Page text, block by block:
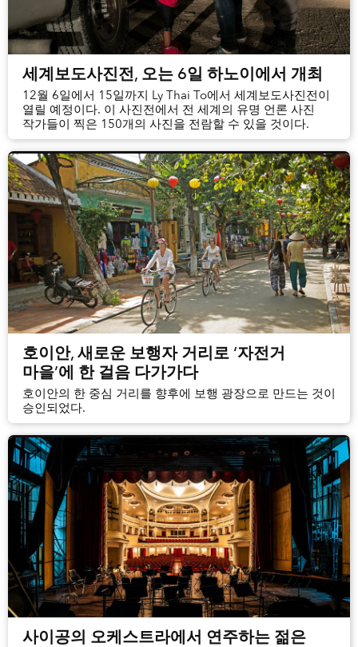
세계보도사진전, 오는 6일 하노이에서 개최
12월 6일에서 15일까지 Ly Thai To에서 세계보도사진전이
열릴 예정이다. 이 사진전에서 전 세계의 유명 언론 사진
작가들이 찍은 150개의 사진을 전람할 수 있을 것이다.
호이안, 새로운 보행자 거리로 ‘자전거
마을’에 한 걸음 다가가다
호이안의 한 중심 거리를 향후에 보행 광장으로 만드는 것이
승인되었다.
사이공의 오케스트라에서 연주하는 젊은